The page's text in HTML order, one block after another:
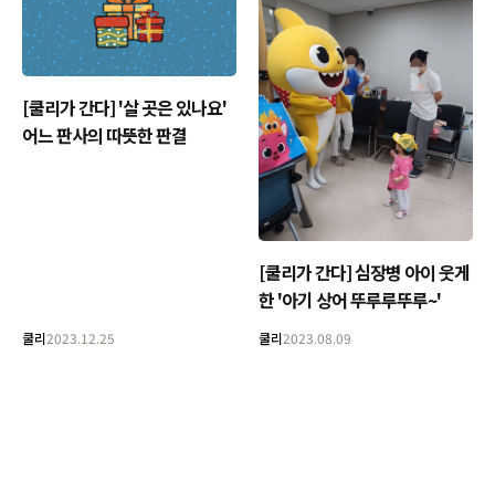
[쿨리가 간다] '살 곳은 있나요'
어느 판사의 따뜻한 판결
쿨리2023.12.25
[쿨리가 간다] 심장병 아이 웃게
한 '아기 상어 뚜루루뚜루~'
쿨리2023.08.09